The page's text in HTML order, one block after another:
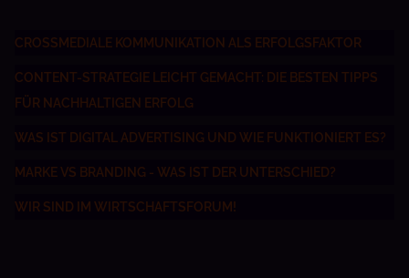
CROSSMEDIALE KOMMUNIKATION ALS ERFOLGSFAKTOR
CONTENT-STRATEGIE LEICHT GEMACHT: DIE BESTEN TIPPS
FÜR NACHHALTIGEN ERFOLG
WAS IST DIGITAL ADVERTISING UND WIE FUNKTIONIERT ES?
MARKE VS BRANDING - WAS IST DER UNTERSCHIED?
WIR SIND IM WIRTSCHAFTSFORUM!